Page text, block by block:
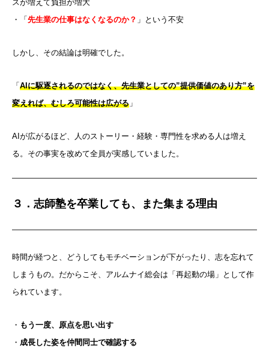
スが増えて負担が増大
・「先生業の仕事はなくなるのか？ 」という不安
しかし、その結論は明確でした。
「AIに駆逐されるのではなく、先生業としての”提供価値のあり方”を
変えれば、むしろ可能性は広がる 」
AIが広がるほど、人のストーリー・経験・専門性を求める人は増え
る。その事実を改めて全員が実感していました。
３．志師塾を卒業しても、また集まる理由
時間が経つと、どうしてもモチベーションが下がったり、志を忘れて
しまうもの。だからこそ、アルムナイ総会は「再起動の場」として作
られています。
・ もう一度、原点を思い出す
・ 成長した姿を仲間同士で確認する